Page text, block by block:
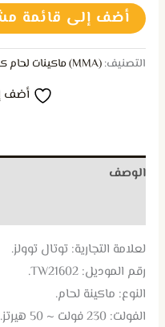
أضف إلى قائمة
التصنيف:(MMA) ماكينات لحام كهرباء
أضف
الوصف
لعلامة التجارية: توتال توولز.
رقم الموديل: TW21602.
النوع: ماكينة لحام.
الفولت: 230 فولت ~ 50 هيرتز.